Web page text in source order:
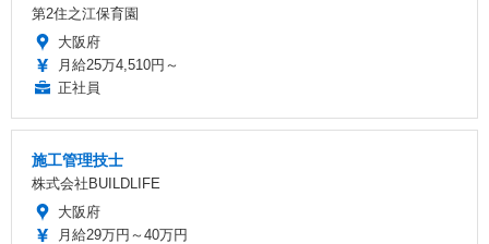
第2住之江保育園
大阪府
月給25万4,510円～
正社員
施工管理技士
株式会社BUILDLIFE
大阪府
月給29万円～40万円